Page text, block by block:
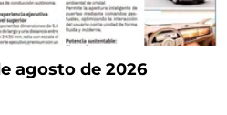
agosto de 2026